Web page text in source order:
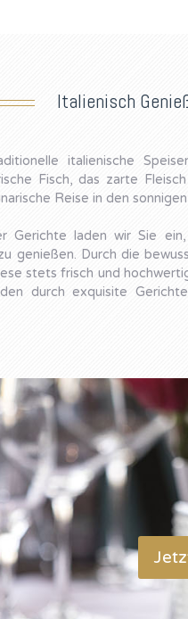
Italienisch
italienische
Fisch, das zarte
Reise in den
Gerichte laden wir Sie
genießen. Durch die
stets frisch und
durch exquisite